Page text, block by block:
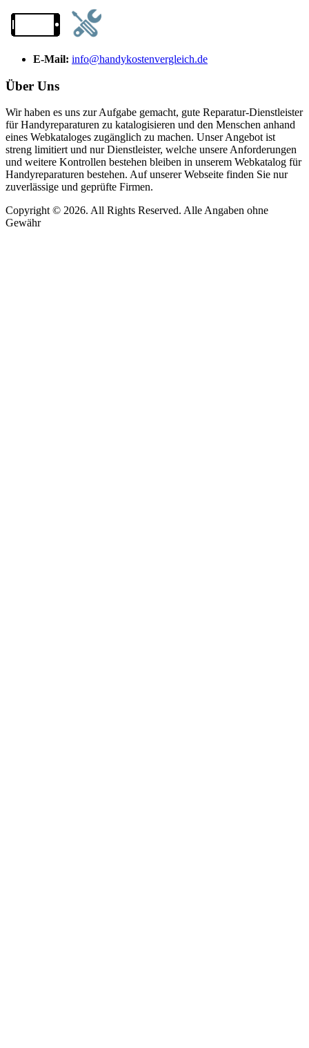
E-Mail: info@handykostenvergleich.de
Über Uns
Wir haben es uns zur Aufgabe gemacht, gute Reparatur-Dienstleister
für Handyreparaturen zu katalogisieren und den Menschen anhand
eines Webkataloges zugänglich zu machen. Unser Angebot ist
streng limitiert und nur Dienstleister, welche unsere Anforderungen
und weitere Kontrollen bestehen bleiben in unserem Webkatalog für
Handyreparaturen bestehen. Auf unserer Webseite finden Sie nur
zuverlässige und geprüfte Firmen.
Copyright © 2026. All Rights Reserved. Alle Angaben ohne
Gewähr